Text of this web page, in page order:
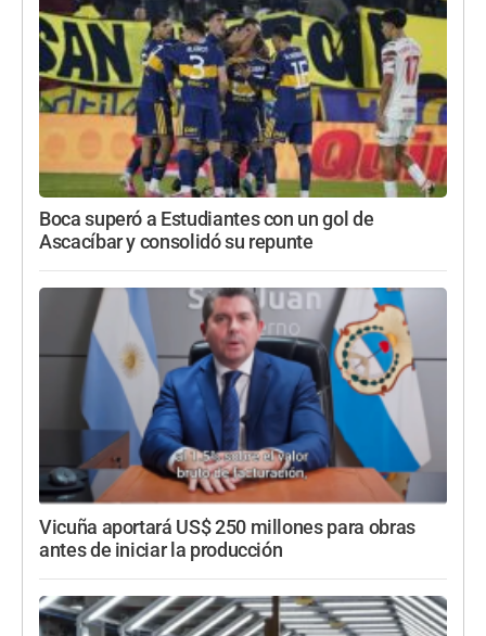
Boca superó a Estudiantes con un gol de
Ascacíbar y consolidó su repunte
Vicuña aportará US$ 250 millones para obras
antes de iniciar la producción